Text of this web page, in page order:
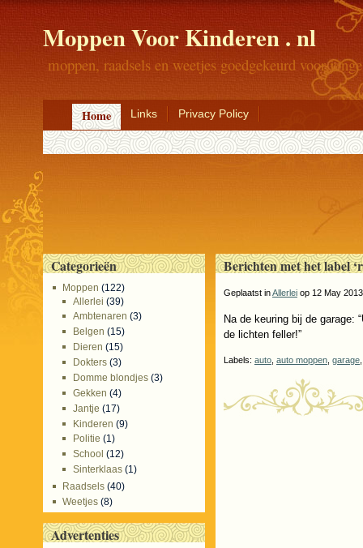
Moppen Voor Kinderen . nl
moppen, raadsels en weetjes goedgekeurd voor
Home Links Privacy Policy
Categorieën
Moppen (122)
Allerlei (39)
Ambtenaren (3)
Belgen (15)
Dieren (15)
Dokters(3)
Domme blondjes(3)
Gekken (4)
Jantje (17)
Kinderen (9)
Politie (1)
School (12)
Sinterklaas(1)
Raadsels (40)
Weetjes (8)
Advertenties
Berichten met het label
Geplaatst inAllerlei op 12 May
Na de keuring bij de garage:
de lichten feller!”
Labels: auto auto moppen garage